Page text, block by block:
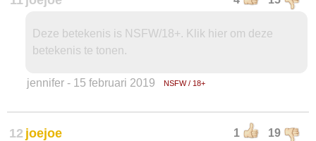
Deze betekenis is NSFW/18+. Klik hier om deze
betekenis te tonen.
jennifer - 15 februari 2019 NSFW / 18+
12 1 19
joejoe